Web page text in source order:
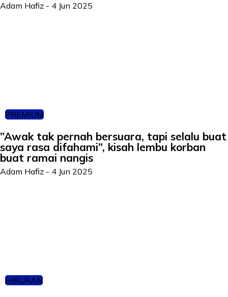
Adam Hafiz - 4 Jun 2025
PREMIUM
”Awak tak pernah bersuara, tapi selalu buat
saya rasa difahami”, kisah lembu korban
buat ramai nangis
Adam Hafiz - 4 Jun 2025
HIBURAN